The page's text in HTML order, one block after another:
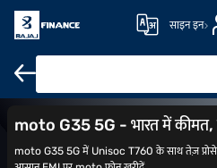
साइन इन
moto G35 5G के बारे में जानें MOTO
moto G35 5G - भारत में
moto G35 5G में Unisoc T760 के साथ तेज़